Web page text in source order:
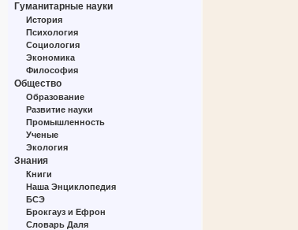
Гуманитарные науки
История
Психология
Социология
Экономика
Философия
Общество
Образование
Развитие науки
Промышленность
Ученые
Экология
Знания
Книги
Наша Энциклопедия
БСЭ
Брокгауз и Ефрон
Словарь Даля